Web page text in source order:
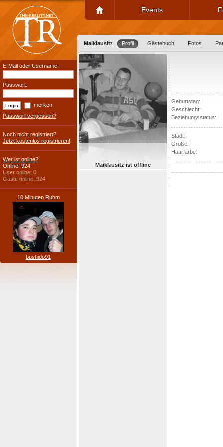
Events
Maiklausitz Profil Gästebuch Fotos
Maiklausitz ist offline
Geburtstag:
Geschlecht:
Beziehungsstatus:
Stadt:
Größe:
Haarfarbe:
E-Mail oder Username:
Passwort:
merken
Passwort vergessen?
Noch nicht registriert?
Jetzt kostenlos registrieren!
Wer ist online?
Online: 924
User online: 0
Gäste online: 924
10 Minuten Ruhm
bushido91